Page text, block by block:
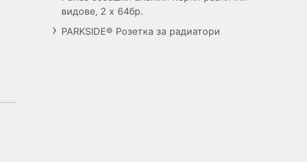
видове, 2 х 64бр.
PARKSIDE® Розетка за радиатори